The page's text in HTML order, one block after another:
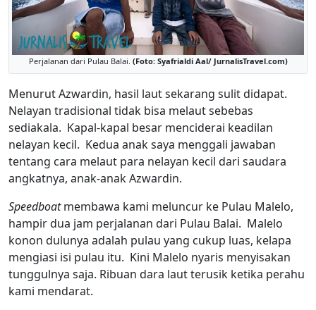
Perjalanan dari Pulau Balai. (Foto: Syafrialdi Aal/ JurnalisTravel.com)
Menurut Azwardin, hasil laut sekarang sulit didapat.
Nelayan tradisional tidak bisa melaut sebebas
sediakala. Kapal-kapal besar menciderai keadilan
nelayan kecil. Kedua anak saya menggali jawaban
tentang cara melaut para nelayan kecil dari saudara
angkatnya, anak-anak Azwardin.
Speedboatmembawa kami meluncur ke Pulau Malelo,
hampir dua jam perjalanan dari Pulau Balai. Malelo
konon dulunya adalah pulau yang cukup luas, kelapa
mengiasi isi pulau itu. Kini Malelo nyaris menyisakan
tunggulnya saja. Ribuan dara laut terusik ketika perahu
kami mendarat.